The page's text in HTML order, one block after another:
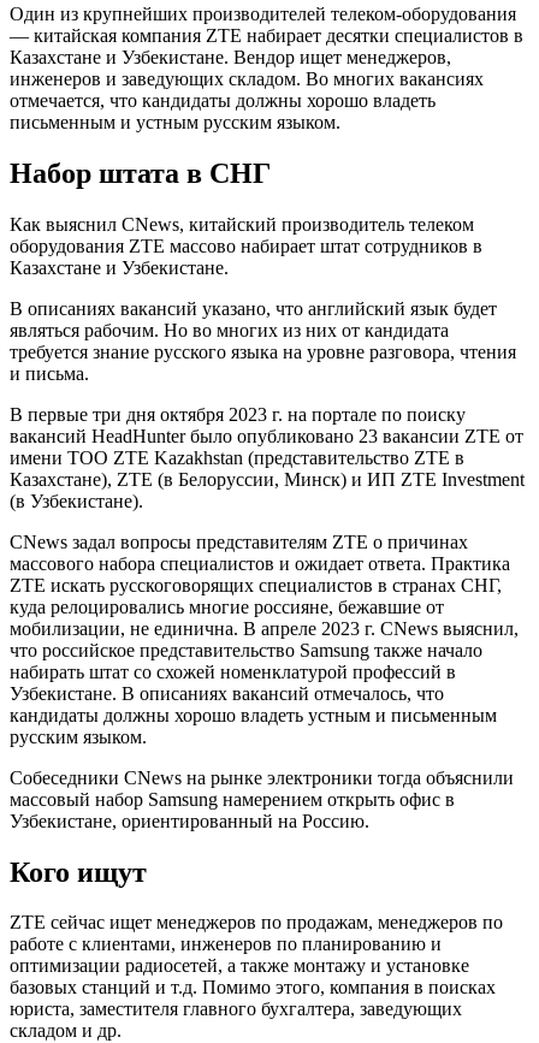
Один из крупнейших производителей телеком-оборудования
— китайская компания ZTE набирает десятки специалистов в
Казахстане и Узбекистане. Вендор ищет менеджеров,
инженеров и заведующих складом. Во многих вакансиях
отмечается, что кандидаты должны хорошо владеть
письменным и устным русским языком.
Набор штата в СНГ
Как выяснил CNews, китайский производитель телеком
оборудования ZTE массово набирает штат сотрудников в
Казахстане и Узбекистане.
В описаниях вакансий указано, что английский язык будет
являться рабочим. Но во многих из них от кандидата
требуется знание русского языка на уровне разговора, чтения
и письма.
В первые три дня октября 2023 г. на портале по поиску
вакансий HeadHunter было опубликовано 23 вакансии ZTE от
имени ТОО ZTE Kazakhstan (представительство ZTE в
Казахстане), ZTE (в Белоруссии, Минск) и ИП ZTE Investment
(в Узбекистане).
CNews задал вопросы представителям ZTE о причинах
массового набора специалистов и ожидает ответа. Практика
ZTE искать русскоговорящих специалистов в странах СНГ,
куда релоцировались многие россияне, бежавшие от
мобилизации, не единична. В апреле 2023 г. CNews выяснил,
что российское представительство Samsung также начало
набирать штат со схожей номенклатурой профессий в
Узбекистане. В описаниях вакансий отмечалось, что
кандидаты должны хорошо владеть устным и письменным
русским языком.
Собеседники CNews на рынке электроники тогда объяснили
массовый набор Samsung намерением открыть офис в
Узбекистане, ориентированный на Россию.
Кого ищут
ZTE сейчас ищет менеджеров по продажам, менеджеров по
работе с клиентами, инженеров по планированию и
оптимизации радиосетей, а также монтажу и установке
базовых станций и т.д. Помимо этого, компания в поисках
юриста, заместителя главного бухгалтера, заведующих
складом и др.